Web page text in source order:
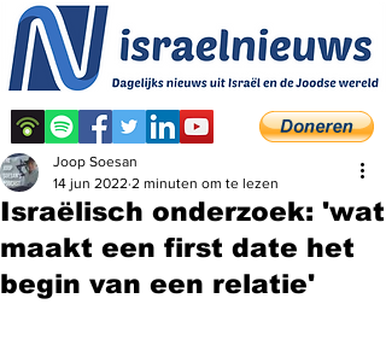
Israëlisch onderzoek: 'wat
maakt een first date het
begin van een relatie'
Joop Soesan
14 jun 2022 2 minuten om te lezen